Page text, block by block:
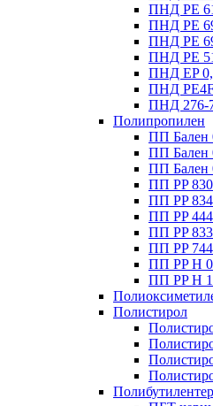
ПНД PE
ПНД PE
ПНД PE
ПНД PE
ПНД EP
ПНД
ПНД 276-
Полипропилен
ПП Бален
ПП Бален
ПП Бален
ПП PP
ПП PP
ПП PP
ПП PP
ПП PP
ПП PP H
ПП PP H
Полистирол